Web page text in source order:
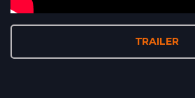
TRAILER